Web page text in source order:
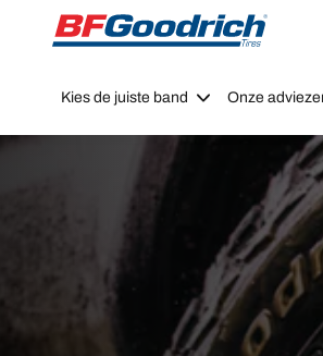
Go to page content
Go to page navigation
Kies de juiste band Onze